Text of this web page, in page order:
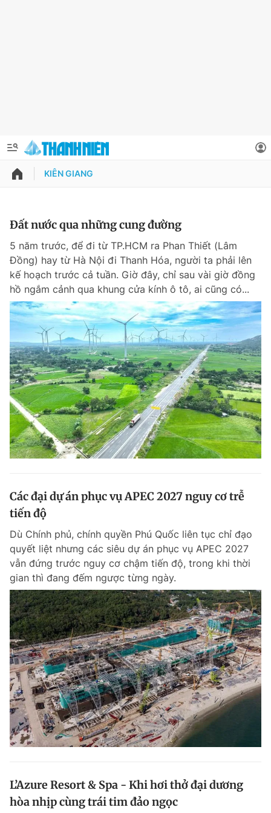
QUẢNG CÁO
Chuyên mục
Chuyên mục khác
Chào ngày mới Tin 24h
Tin thị trường Tin 360
Video Magazine
Sản phẩm khác
Tiện ích Bạn cần biết
Thông tin tòa soạn Liên hệ quảng cáo
Đọc Thanh Niên trên điện thoại
Theo dõi báo trên
Hotline
0906 645 777
Liên hệ quảng cáo
0908 780 404
Đặt báo Quảng cáo RSS Tòa soạn
Phó tổng biên tập: Lâm Hiếu Dũng
Phó tổng biên tập: Trần Việt Hưng
Tổng thư ký tòa soạn: Đức Trung
Thông tin tài khoản
Đổi mật khẩu
Tin đã lưu
Đăng xuất
KIÊN GIANG
Đất nước qua những cung đường
5 năm trước, để đi từ TP.HCM ra Phan Thiết (Lâm
Đồng) hay từ Hà Nội đi Thanh Hóa, người ta phải lên
kế hoạch trước cả tuần. Giờ đây, chỉ sau vài giờ đồng
hồ ngắm cảnh qua khung cửa kính ô tô, ai cũng có...
Các đại dự án phục vụ APEC 2027 nguy cơ trễ
tiến độ
Dù Chính phủ, chính quyền Phú Quốc liên tục chỉ đạo
quyết liệt nhưng các siêu dự án phục vụ APEC 2027
vẫn đứng trước nguy cơ chậm tiến độ, trong khi thời
gian thì đang đếm ngược từng ngày.
L’Azure Resort & Spa - Khi hơi thở đại dương
hòa nhịp cùng trái tim đảo ngọc